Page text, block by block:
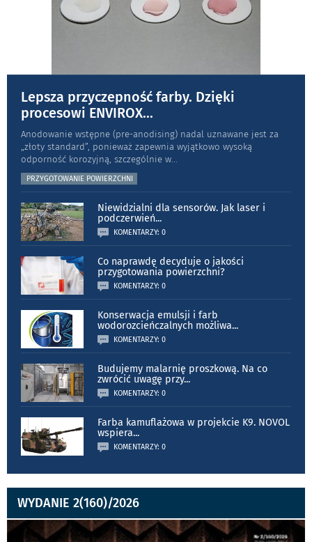
Lepsza przyczepność farby. Dzięki
procesowi ENVIROX...
Anodowanie wstępne (pre-anodising) nadal uznawane jest za
„złoty standard”, ponieważ zapewnia wyjątkowo wysoką
odporność koro­zyjną, szczególnie w...
PRZYGOTOWANIE POWIERZCHNI
Niewidzialni dla sensorów. Jak laser i
podczerwień...
KOMENTARZY: 0
Co naprawdę decyduje o jakości
przygotowania powierzchni?
KOMENTARZY: 0
Konserwacja emulsji i farb
wodorozcieńczalnych możliwa...
KOMENTARZY: 0
Budujemy malarnię proszkową. Na co
zwrócić uwagę przy...
KOMENTARZY: 0
Farba kamuflażowa w projekcie K9. NOVOL
wspiera...
KOMENTARZY: 0
WYDANIE 2(160)/2026